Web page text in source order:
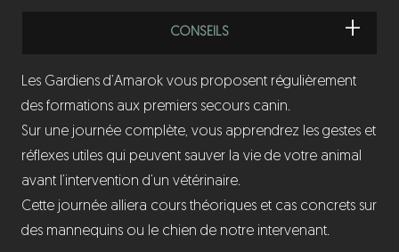
CONSEILS
Les Gardiens d’Amarok vous proposent régulièrement
des formations aux premiers secours canin.
Sur une journée complète, vous apprendrez les gestes et
réflexes utiles qui peuvent sauver la vie de votre animal
avant l’intervention d’un vétérinaire.
Cette journée alliera cours théoriques et cas concrets sur
des mannequins ou le chien de notre intervenant.